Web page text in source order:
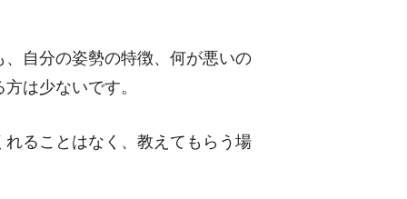
自分の姿勢の特徴、何が悪いの
は少ないです。
ることはなく、教えてもらう場